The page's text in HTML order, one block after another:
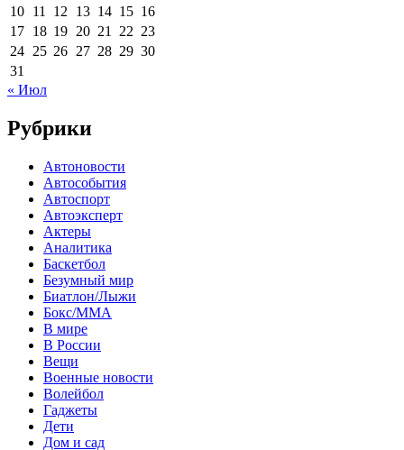
10 11 12 13 14 15 16
17 18 19 20 21 22 23
24 25 26 27 28 29 30
31
« Июл
Рубрики
Автоновости
Автособытия
Автоспорт
Автоэксперт
Актеры
Аналитика
Баскетбол
Безумный мир
Биатлон/Лыжи
Бокс/MMA
В мире
В России
Вещи
Военные новости
Волейбол
Гаджеты
Дети
Дом и сад